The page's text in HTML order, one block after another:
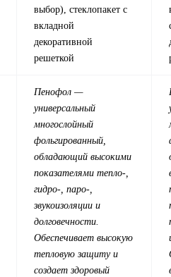
выбор), стеклопакет с
вкладной
декоративной
решеткой
Пенофол —
универсальный
многослойный
фольгированный,
обладающий высокими
показателями тепло-,
гидро-, паро-,
звукоизоляции и
долговечности.
Обеспечивает высокую
тепловую защиту и
создает здоровый